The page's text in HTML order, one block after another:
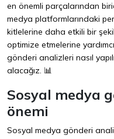
en önemli parçalarından
medya platformlarındaki
kitlelerine daha etkili bir
optimize etmelerine
gönderi analizleri nasıl
alacağız. 📊
Sosyal medya
önemi
Sosyal medya gönderi